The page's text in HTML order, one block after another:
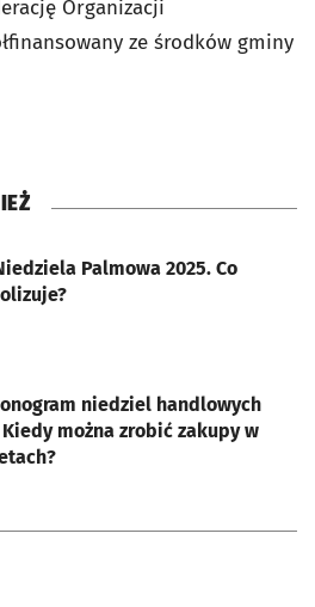
Organizacji
ze środków gminy
Palmowa 2025. Co
niedziel handlowych
Kiedy można zrobić zakupy w